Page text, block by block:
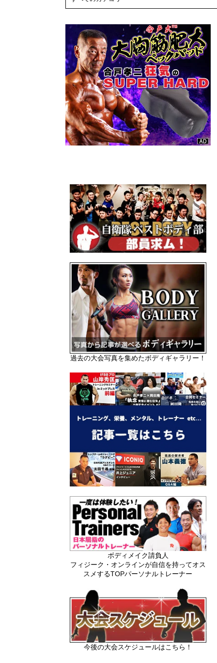
過去の大会写真を集めたボディギャラリー！
ボディメイク請負人
フィジーク・オンラインが自信を持ってオス
スメするTOPパーソナルトレーナー
今後の大会スケジュールはこちら！